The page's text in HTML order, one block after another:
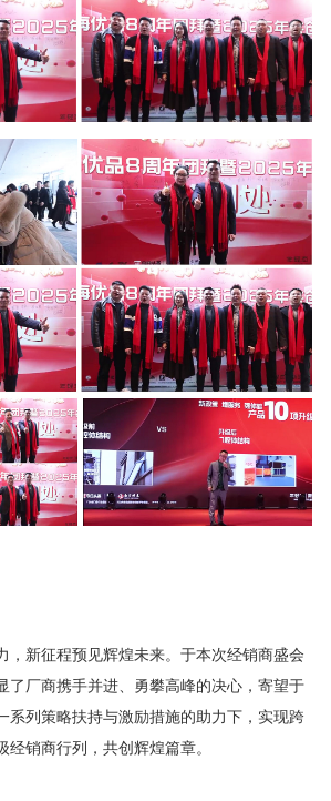
，新征程预见辉煌未来。于本次经销商盛会
了厂商携手并进、勇攀高峰的决心，寄望于
系列策略扶持与激励措施的助力下，实现跨
销商行列，共创辉煌篇章。